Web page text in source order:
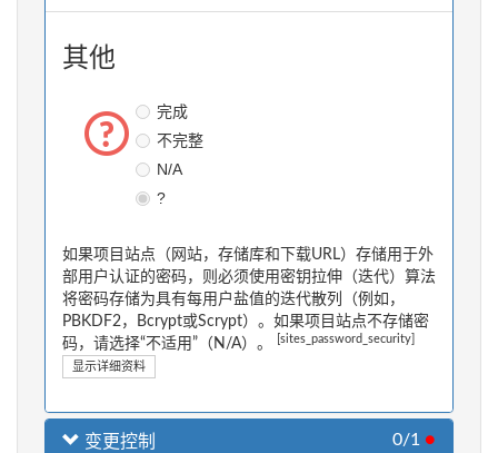
其他
完成
不完整
N/A
?
如果项目站点（网站，存储库和下载URL）存储用于外
部用户认证的密码，则必须使用密钥拉伸（迭代）算法
将密码存储为具有每用户盐值的迭代散列（例如，
PBKDF2，Bcrypt或Scrypt）。如果项目站点不存储密
码，请选择“不适用”（N/A）。
[sites_password_security]
显示详细资料
变更控制 0/1 ●